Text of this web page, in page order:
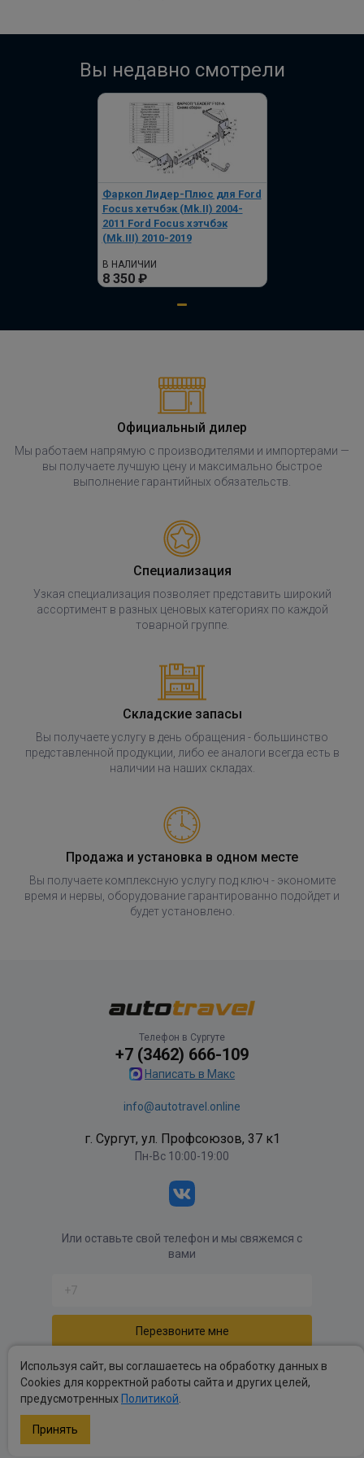
фаркопа Лидер-плюс, универсальный
по запросу
В корзину
Вы недавно смотрели
Фаркоп Лидер-Плюс для Ford
Focus хетчбэк (Mk.II) 2004-
2011 Ford Focus хэтчбэк
(Mk.III) 2010-2019
В НАЛИЧИИ
8 350 ₽
Официальный дилер
Мы работаем напрямую с производителями и импортерами —
вы получаете лучшую цену и максимально быстрое
выполнение гарантийных обязательств.
Специализация
Узкая специализация позволяет представить широкий
ассортимент в разных ценовых категориях по каждой
товарной группе.
Складские запасы
Вы получаете услугу в день обращения - большинство
представленной продукции, либо ее аналоги всегда есть в
наличии на наших складах.
Продажа и установка в одном месте
Вы получаете комплексную услугу под ключ - экономите
время и нервы, оборудование гарантированно подойдет и
будет установлено.
Телефон в Сургуте
+7 (3462) 666-109
Написать в Макс
info@autotravel.online
г. Сургут, ул. Профсоюзов, 37 к1
Пн-Вс 10:00-19:00
Или оставьте свой телефон и мы свяжемся с
вами
Отправляя форму вы соглашаетесь сполитикой
обработки персональных данных.
Copyright autotravel © 2026 Все права защищены
Используя сайт, вы соглашаетесь на обработку данных в
Cookies для корректной работы сайта и других целей,
предусмотренных Политикой
Принять